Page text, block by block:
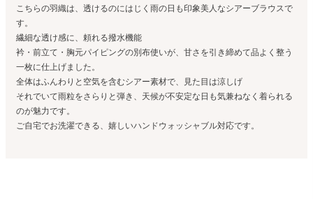
こちらの羽織は、透けるのにはじく雨の日も印象美人なシアーブラウスで
す。
繊細な透け感に、頼れる撥水機能
衿・前立て・胸元パイピングの別布使いが、甘さを引き締めて品よく整う
一枚に仕上げました。
全体はふんわりと空気を含むシアー素材で、見た目は涼しげ
それでいて雨粒をさらりと弾き、天候が不安定な日も気兼ねなく着られる
のが魅力です。
ご自宅でお洗濯できる、嬉しいハンドウォッシャブル対応です。